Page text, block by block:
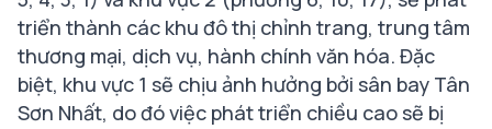
triển thành các khu đô thị chỉnh trang, trung tâm
thương mại, dịch vụ, hành chính văn hóa. Đặc
biệt, khu vực 1 sẽ chịu ảnh hưởng bởi sân bay Tân
Sơn Nhất, do đó việc phát triển chiều cao sẽ bị